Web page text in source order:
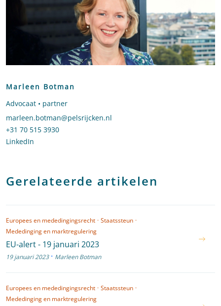
Marleen Botman
Advocaat • partner
Stuur een e-mail naar Marleen Botman
marleen.botman@pelsrijcken.nl
Bel naar Marleen Botman
+31 70 515 3930
LinkedIn
Gerelateerde artikelen
Europees en mededingingsrecht · Staatssteun ·
Mededinging en marktregulering
EU-alert - 19 januari 2023
19 januari 2023 · Marleen Botman
Europees en mededingingsrecht · Staatssteun ·
Mededinging en marktregulering